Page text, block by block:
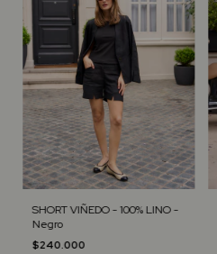
SHORT VIÑEDO - 100% LINO -
Negro
$240.000